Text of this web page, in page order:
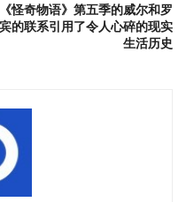
《怪奇物语》第五季的威尔和罗
宾的联系引用了令人心碎的现实
生活历史